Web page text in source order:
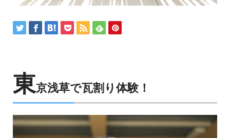
東京浅草で瓦割り体験！